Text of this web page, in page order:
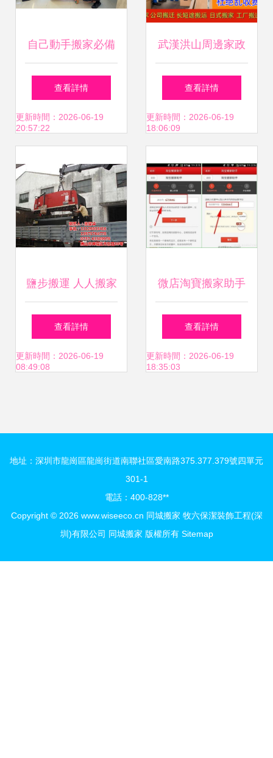
自己動手搬家必備
工具清單 做好準
備，避免臨時后悔
查看詳情
更新時間：2026-06-19
20:57:22
武漢洪山周邊家政
服務全攻略 電話、
價格與58同城推薦
查看詳情
更新時間：2026-06-19
18:06:09
鹽步搬運 人人搬家
在線咨詢
查看詳情
更新時間：2026-06-19
08:49:08
微店淘寶搬家助手
怎么用？同城搬家
全攻略
查看詳情
更新時間：2026-06-19
18:35:03
地址：深圳市龍崗區龍崗街道南聯社區愛南路375.377.379號四單元
301-1
電話：400-828**
Copyright © 2026 www.wiseeco.cn 同城搬家 牧六保潔裝飾工程(深
圳)有限公司 同城搬家 版權所有 Sitemap